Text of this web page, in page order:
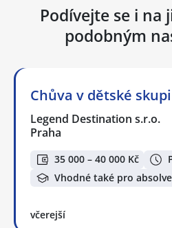
Podívejte se i na
podobným
Chůva v dětské
Legend Destination s.r.o.
Praha
35 000 – 40 000 Kč
Vhodné také pro
včerejší